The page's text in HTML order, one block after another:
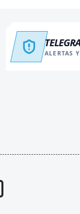
ALERTAS